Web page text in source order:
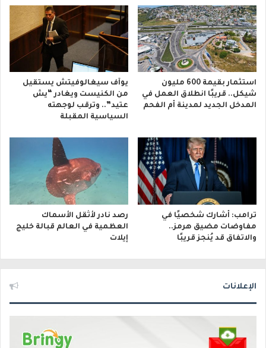
استثمار بقيمة 600 مليون
شيكل.. قريبًا انطلاق العمل في
المدخل الجديد لمدينة أم الفحم
يوآف سيغالوفيتش يستقيل
من الكنيست ويغادر “يش
عتيد”.. وترقب لوجهته
السياسية المقبلة
ترامب: أشارك شخصيًا في
مفاوضات مضيق هرمز..
والاتفاق قد يُنجز قريبًا
رصد نادر لأثقل الأسماك
العظمية في العالم قبالة خليج
إيلات
الإعلانات